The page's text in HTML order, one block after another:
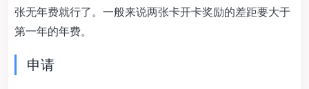
张无年费就行了。一般来说两张卡开卡奖励的差距要大于
第一年的年费。
申请